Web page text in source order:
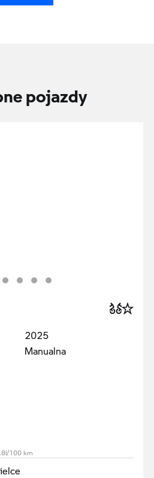
pojazdy
2025
Manualna
100 km